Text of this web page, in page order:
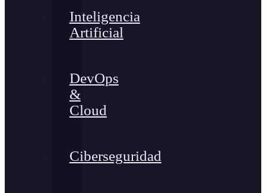
Inteligencia
Artificial
DevOps
&
Cloud
Ciberseguridad